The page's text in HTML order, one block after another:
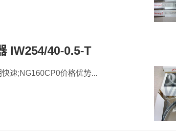
IW254/40-0.5-T
速;NG160CP0价格优势...